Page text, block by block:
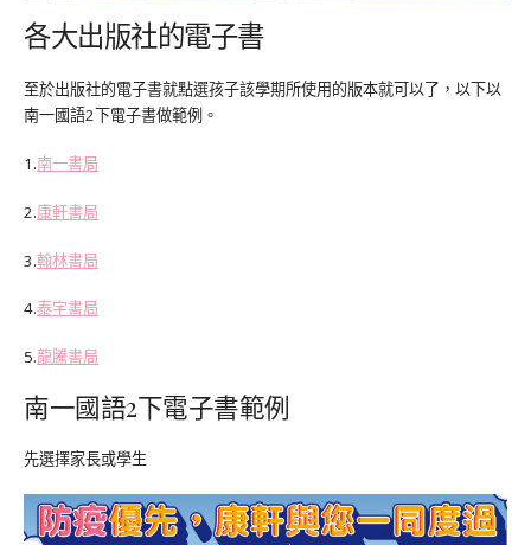
各大出版社的電子書
至於出版社的電子書就點選孩子該學期所使用的版本就可以了，以下以
南一國語2下電子書做範例。
1.南一書局
2.康軒書局
3.翰林書局
4.泰宇書局
5.龍騰書局
南一國語2下電子書範例
先選擇家長或學生